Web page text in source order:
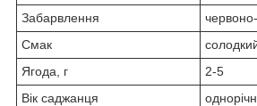
Забарвлення
Смак
Ягода, г
2-5
Вік саджанця